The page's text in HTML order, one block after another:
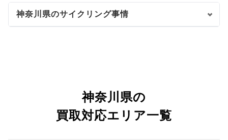
神奈川県のサイクリング事情
神奈川県の
買取対応エリア一覧